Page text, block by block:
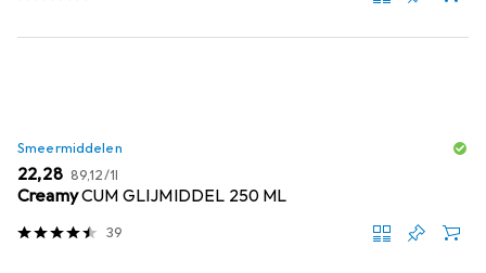
Smeermiddelen
EUR
22,28 EUR
89,12/1l
CreamyCUM GLIJMIDDEL 250 ML
39